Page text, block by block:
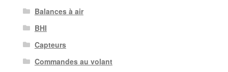
Balances à air
BHI
Capteurs
Commandes au volant